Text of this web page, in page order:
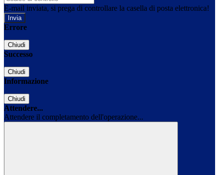
E-mail inviata, si prega di controllare la casella di posta elettronica!
Errore
Chiudi
Successo
Chiudi
Informazione
Chiudi
Attendere...
Attendere il completamento dell'operazione...